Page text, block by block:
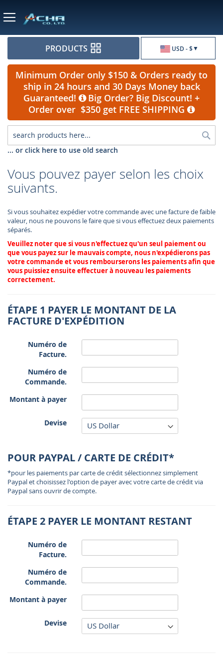
USD - $
PRODUCTS
Minimum Order only $150 & Orders ready to
ship in 24 hours and 30 Days Money back
Guaranteed!
Big Order? Big Discount! +
Order over $350 get FREE SHIPPING
... or click here to use old search
Vous pouvez payer selon les choix
suivants.
Si vous souhaitez expédier votre commande avec une facture de faible
valeur, nous ne pouvons le faire que si vous effectuez deux paiements
séparés.
Veuillez noter que si vous n'effectuez qu'un seul paiement ou
que vous payez sur le mauvais compte, nous n'expédierons pas
votre commande et vous rembourserons les paiements afin que
vous puissiez ensuite effectuer à nouveau les paiements
correctement.
ÉTAPE 1 PAYER LE MONTANT DE LA
FACTURE D'EXPÉDITION
Numéro de
Facture.
Numéro de
Commande.
Montant à payer
Devise
POUR PAYPAL / CARTE DE CRÉDIT*
*pour les paiements par carte de crédit sélectionnez simplement
Paypal et choisissez l'option de payer avec votre carte de crédit via
Paypal sans ouvrir de compte.
ÉTAPE 2 PAYER LE MONTANT RESTANT
Numéro de
Facture.
Numéro de
Commande.
Montant à payer
Devise